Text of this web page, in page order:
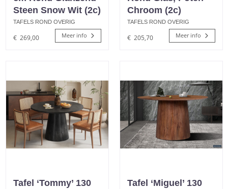
Steen Snow Wit (2c)
TAFELS ROND OVERIG
€ 269,00 Meer info
Chroom (2c)
TAFELS ROND OVERIG
€ 205,70 Meer info
Tafel ‘Tommy’ 130
Tafel ‘Miguel’ 130